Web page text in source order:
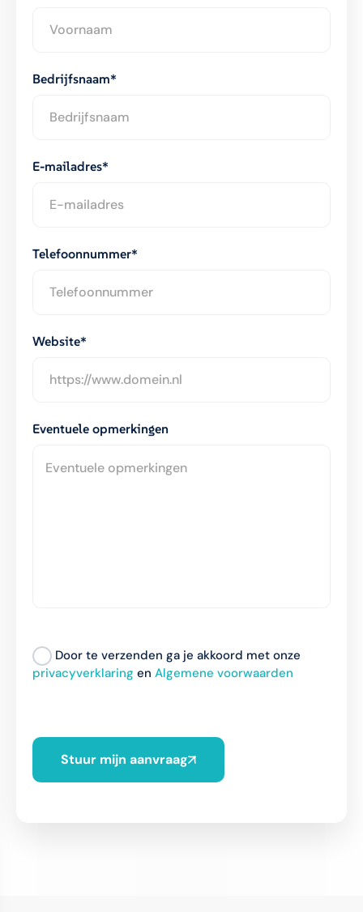
Bedrijfsnaam*
E-mailadres*
Telefoonnummer*
Website*
Eventuele opmerkingen
Door te verzenden ga je akkoord met onze
privacyverklaring en Algemene voorwaarden
Stuur mijn aanvraag